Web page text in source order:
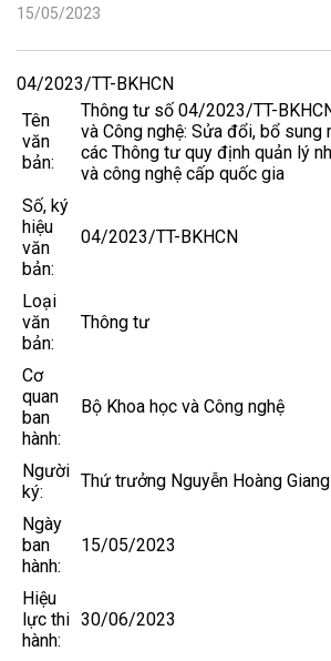
15/05/2023
04/2023/TT-BKHCN
Tên
văn
bản:
Thông tư số 04/2023/TT-
và Công nghệ: Sửa đổi, bổ
các Thông tư quy định quản lý
và công nghệ cấp quốc gia
Số, ký
hiệu
văn
bản:
04/2023/TT-BKHCN
Loại
văn
bản:
Thông tư
Cơ
quan
ban
hành:
Bộ Khoa học và Công nghệ
Người
ký:
Thứ trưởng Nguyễn Hoàng Giang
Ngày
ban
hành:
15/05/2023
Hiệu
lực thi
hành:
30/06/2023